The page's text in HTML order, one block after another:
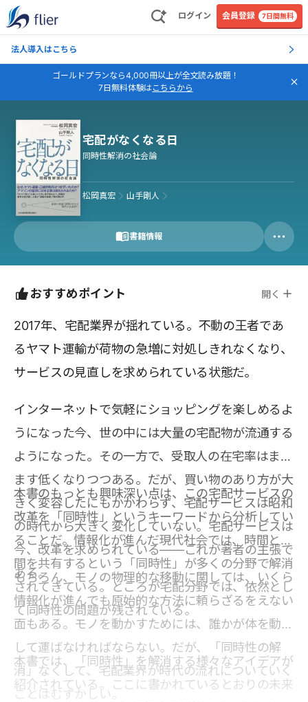
ログイン 会員登録 7日間無料
法人導入はこちら
ゴールドプランなら4,000冊以上が全文読み放題！
7日無料体験はこちらから
宅配がなくなる日
同時性解消の社会論
松岡真宏 山手剛人
書籍情報
おすすめポイント 開く
2017年、宅配業界が揺れている。不動の王者であ
るヤマト運輸が荷物の急増に対処しきれなくなり、
サービスの見直しを求められている状態だ。
インターネットで気軽にショッピングを楽しめるよ
うになった今、世の中には大量の宅配物が流通する
ようになった。その一方で、受取人の在宅率はます
ます低くなりつつある。だが、買い物のあり方が大
きく変容したにもかかわらず、宅配サービスは昭和
の時代から大きく変化していない。宅配サービスは
今、改革を求められている――これが著者の主張で
ある。
本書のもっとも興味深い点は、この宅配サービスの
改革を「同時性」というキーワードから分析してい
ることだ。情報化が進んだ現代社会では、時間と空
間を共有するという「同時性」が多くの分野で解消
されてきている。ところが宅配分野では、依然とし
て同時性の問題が残されている。
もちろん、モノの物理的な移動に関しては、いくら
情報化が進んでも原始的な方法に頼らざるをえない
面もある。モノを動かすためには、誰かが体を動か
して運ばなければならない。だが、「同時性の解
消」なくして、宅配業界が時代の流れについていく
ことはむずかしい。
本書では、「同時性」を解消する様々なアイデアが
紹介されている。ここに書かれているとおりの未来